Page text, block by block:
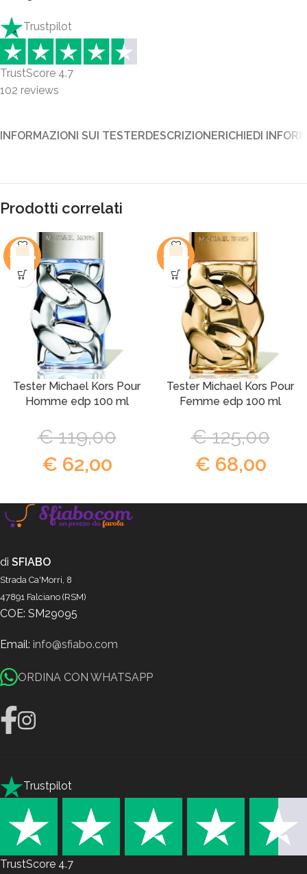
Trustpilot
TrustScore 4.7
102 reviews
INFORMAZIONI SUI TESTERDESCRIZIONERICHIEDI
Prodotti correlati
-48%
Tester Michael Kors Pour
Homme edp 100 ml
€119,00
€ 62,00
-46%
Tester Michael Kors Pour
Femme edp 100 ml
€125,00
€ 68,00
di SFIABO
Strada Ca'Morri, 8
47891 Falciano (RSM)
COE: SM29095
Email: info@sfiabo.com
ORDINA CON WHATSAPP
Trustpilot
TrustScore 4.7